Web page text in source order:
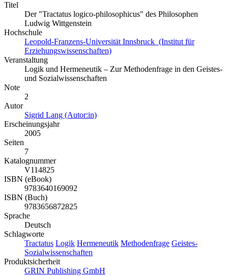
Titel
Der "Tractatus logico-philosophicus" des Philosophen
Ludwig Wittgenstein
Hochschule
Leopold-Franzens-Universität Innsbruck (Institut für
Erziehungswissenschaften)
Veranstaltung
Logik und Hermeneutik – Zur Methodenfrage in den Geistes-
und Sozialwissenschaften
Note
2
Autor
Sigrid Lang (Autor:in)
Erscheinungsjahr
2005
Seiten
7
Katalognummer
V114825
ISBN (eBook)
9783640169092
ISBN (Buch)
9783656872825
Sprache
Deutsch
Schlagworte
Tractatus Logik Hermeneutik Methodenfrage Geistes-
Sozialwissenschaften
Produktsicherheit
GRIN Publishing GmbH